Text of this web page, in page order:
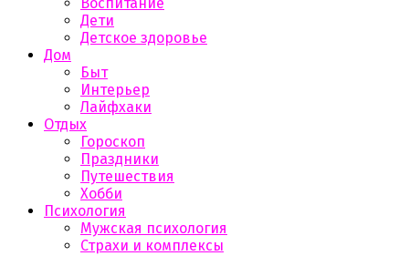
Дети
Детское здоровье
Дом
Быт
Интерьер
Лайфхаки
Отдых
Гороскоп
Праздники
Путешествия
Хобби
Психология
Мужская психология
Страхи и комплексы